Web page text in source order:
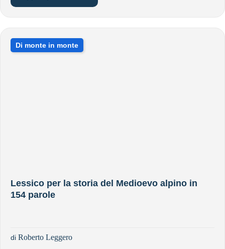
Di monte in monte
Lessico per la storia del Medioevo alpino in
154 parole
di Roberto Leggero